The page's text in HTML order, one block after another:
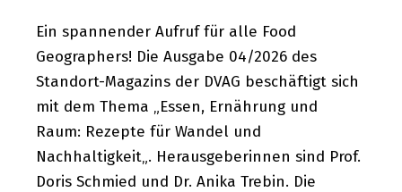
Ein spannender Aufruf für alle Food
Geographers! Die Ausgabe 04/2026 des
Standort-Magazins der DVAG beschäftigt sich
mit dem Thema „Essen, Ernährung und
Raum: Rezepte für Wandel und
Nachhaltigkeit„. Herausgeberinnen sind Prof.
Doris Schmied und Dr. Anika Trebin. Die